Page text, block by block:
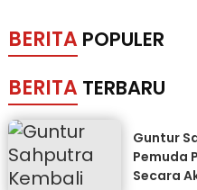
BERITA POPULER
BERITA TERBARU
Guntur
Pemuda
Secara